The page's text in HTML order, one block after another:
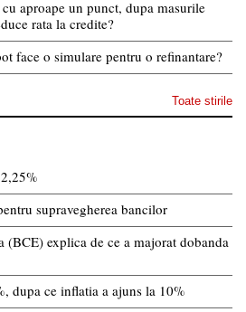
aproape un punct, dupa masurile
rata la credite?
face o simulare pentru o refinantare?
Toate stirile
supravegherea bancilor
(BCE) explica de ce a majorat dobanda
dupa ce inflatia a ajuns la 10%